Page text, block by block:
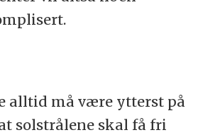
alltid må være ytterst på
solstrålene skal få fri